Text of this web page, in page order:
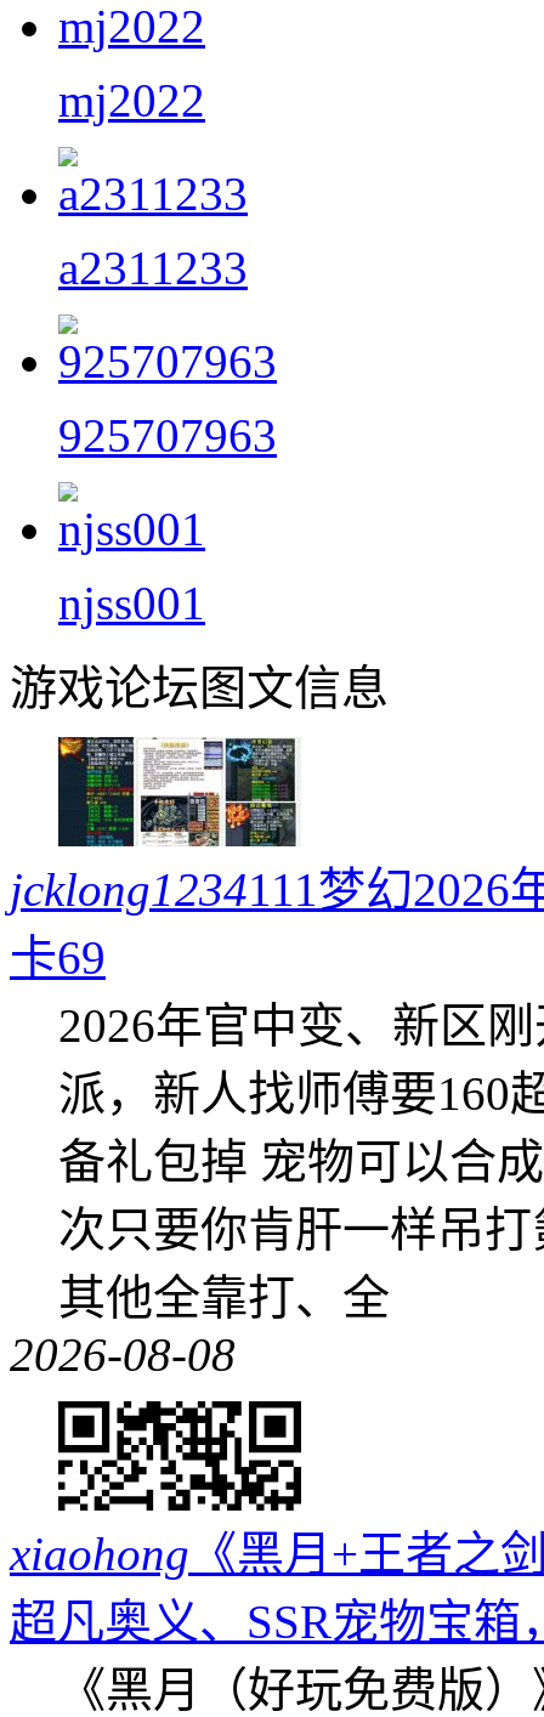
mj2022
a2311233
925707963
njss001
游戏论坛图文信息
jcklong1234111梦幻2026
卡69
2026年官中变、新区
派，新人找师傅要160
备礼包掉 宠物可以合
次只要你肯肝一样吊
其他全靠打、全
2026-08-08
xiaohong 《黑月+王者之
超凡奥义、SSR宠物宝箱
《黑月（好玩免费版